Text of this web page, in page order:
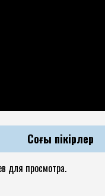
Соңғы пікірлер
для просмотра.